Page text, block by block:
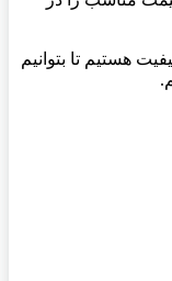
هستیم تا بتوانیم